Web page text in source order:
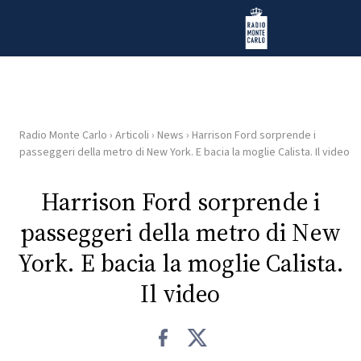
Radio Monte Carlo
HOME
RADIO
WEB
RADIO
Radio Monte Carlo › Articoli › News › Harrison Ford sorprende i
passeggeri della metro di New York. E bacia la moglie Calista. Il video
Harrison Ford sorprende i
passeggeri della metro di New
York. E bacia la moglie Calista.
Il video